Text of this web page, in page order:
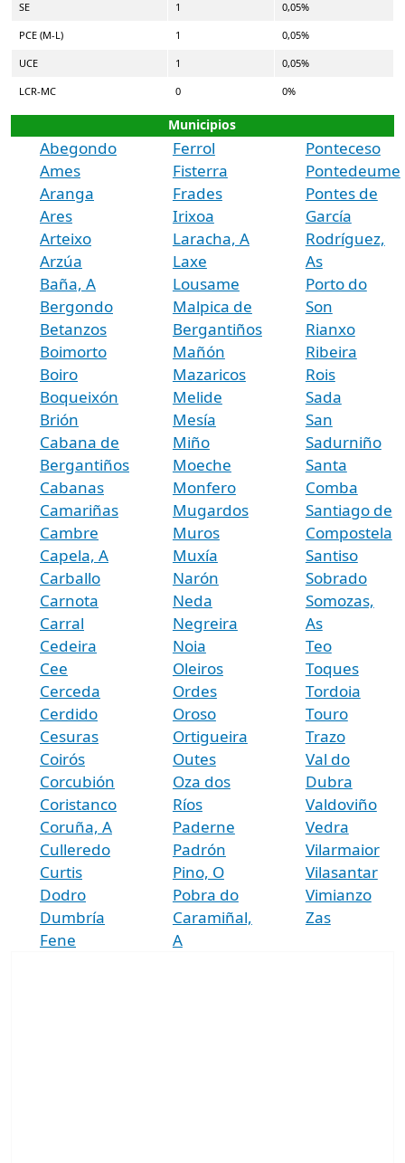
SE 1 0,05%
PCE (M-L) 1 0,05%
UCE 1 0,05%
LCR-MC 0 0%
Municipios
Abegondo
Ames
Aranga
Ares
Arteixo
Arzúa
Baña, A
Bergondo
Betanzos
Boimorto
Boiro
Boqueixón
Brión
Cabana de
Bergantiños
Cabanas
Camariñas
Cambre
Capela, A
Carballo
Carnota
Carral
Cedeira
Cee
Cerceda
Cerdido
Cesuras
Coirós
Corcubión
Coristanco
Coruña, A
Culleredo
Curtis
Dodro
Dumbría
Fene
Ferrol
Fisterra
Frades
Irixoa
Laracha, A
Laxe
Lousame
Malpica de
Bergantiños
Mañón
Mazaricos
Melide
Mesía
Miño
Moeche
Monfero
Mugardos
Muros
Muxía
Narón
Neda
Negreira
Noia
Oleiros
Ordes
Oroso
Ortigueira
Outes
Oza dos
Ríos
Paderne
Padrón
Pino, O
Pobra do
Caramiñal,
A
Ponteceso
Pontedeume
Pontes de
García
Rodríguez,
As
Porto do
Son
Rianxo
Ribeira
Rois
Sada
San
Sadurniño
Santa
Comba
Santiago de
Compostela
Santiso
Sobrado
Somozas,
As
Teo
Toques
Tordoia
Touro
Trazo
Val do
Dubra
Valdoviño
Vedra
Vilarmaior
Vilasantar
Vimianzo
Zas